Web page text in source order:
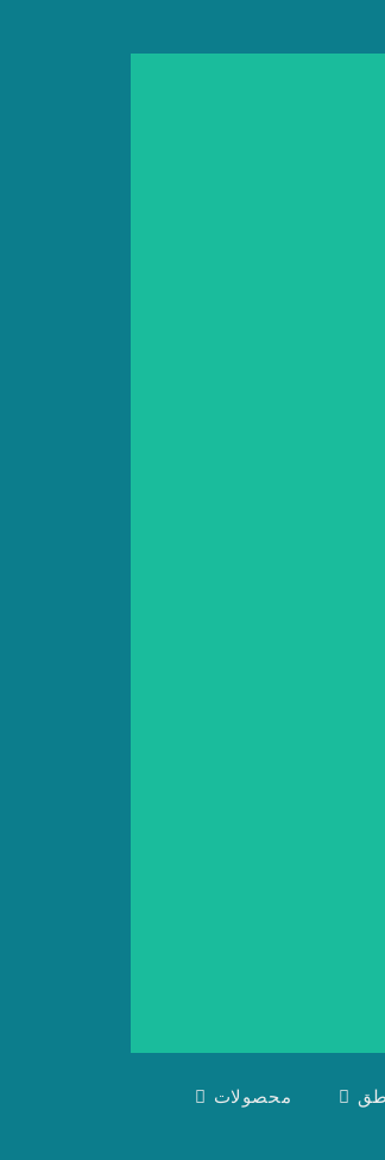
محصولات